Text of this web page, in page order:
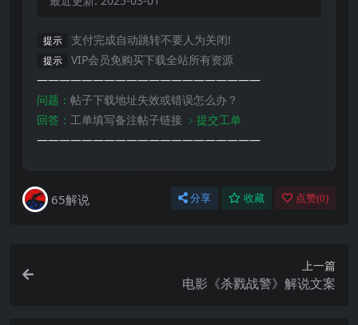
提示 支付完成自动跳转不要人为关闭!
提示
VIP会员免购买下载全站所有资源
————————————————————
问题： 帖子下载地址失效或错误怎么办？
回答： 工单填写备注帖子链接 ﹥提交工单
————————————————————
65解说 分享 收藏 点赞(0)
上一篇
电影《杀戮战警》解说文案